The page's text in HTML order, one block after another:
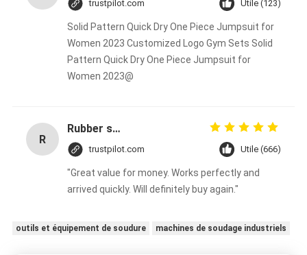
trustpilot.com Utile (123)
Solid Pattern Quick Dry One Piece Jumpsuit for
Women 2023 Customized Logo Gym Sets Solid
Pattern Quick Dry One Piece Jumpsuit for
Women 2023@
R
Rubber solid forklift tires For material handling forklift
trustpilot.com Utile (666)
"Great value for money. Works perfectly and
arrived quickly. Will definitely buy again."
outils et équipement de soudure machines de soudage industriels